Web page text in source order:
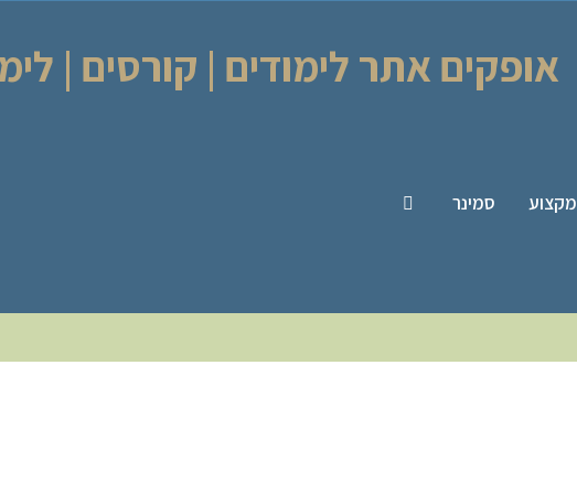
אופקים אתר לימודים | קורסים |
מקצוע סמינר